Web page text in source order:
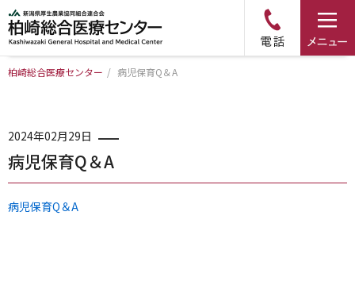
病院について
診療科・部門のご案内
柏崎総合医療センター / 病児保育Q＆A
2024年02月29日
病児保育Q＆A
病児保育Q＆A